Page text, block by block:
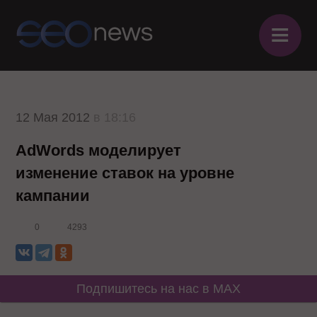
≡
12 Мая 2012
AdWords моделирует
изменение ставок на уровне
кампании
0 4293
Подпишитесь на нас в MAX